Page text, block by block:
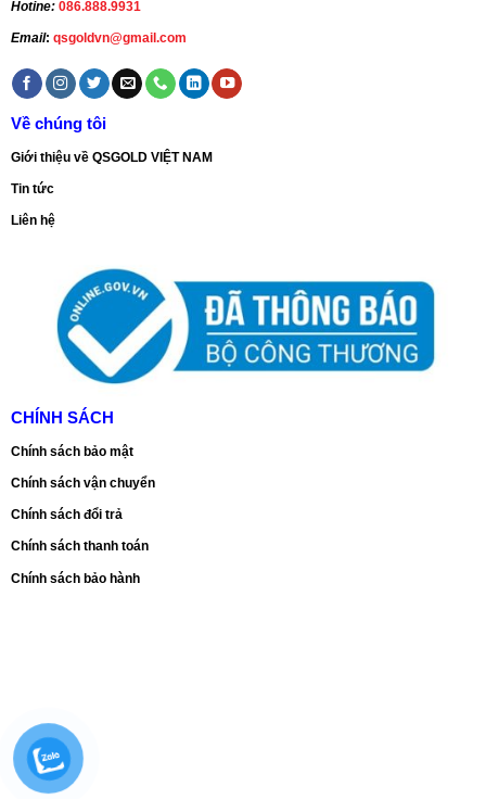
Hotine: 086.888.9931
Email: qsgoldvn@gmail.com
Về chúng tôi
Giới thiệu về QSGOLD VIỆT NAM
Tin tức
Liên hệ
CHÍNH SÁCH
Chính sách bảo mật
Chính sách vận chuyển
Chính sách đổi trả
Chính sách thanh toán
Chính sách bảo hành